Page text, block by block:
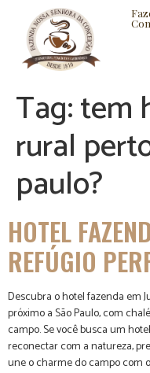
BLOG CONTATO
Tag:tem
rural
paulo?
HOTEL
REFÚGIO
Descubra o hotel fazenda em
próximo a São Paulo, com
campo. Se você busca um
reconectar com a natureza,
une o charme do campo com